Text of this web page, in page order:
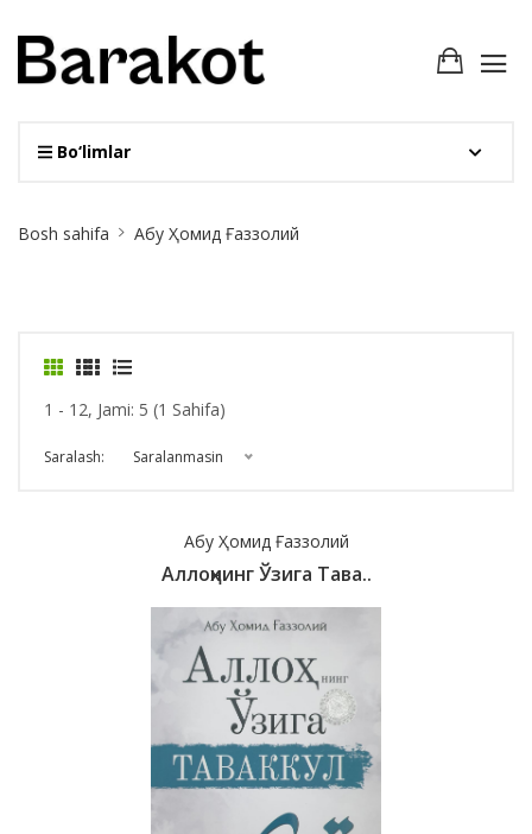
Bo‘limlar
Breadcrumb
Bosh sahifa Абу Ҳомид Ғаззолий
1 - 12, Jami: 5 (1 Sahifa)
Saralash: Saralanmasin
Абу Ҳомид Ғаззолий
Аллоҳнинг Ўзига Тава..